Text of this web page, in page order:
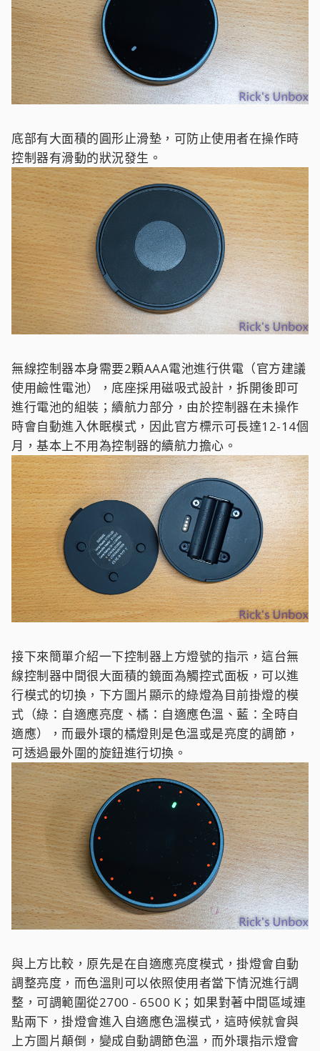
底部有大面積的圓形止滑墊，可防止使用者在操作時
控制器有滑動的狀況發生。
無線控制器本身需要2顆AAA電池進行供電（官方建議
使用鹼性電池），底座採用磁吸式設計，拆開後即可
進行電池的組裝；續航力部分，由於控制器在未操作
時會自動進入休眠模式，因此官方標示可長達12-14個
月，基本上不用為控制器的續航力擔心。
接下來簡單介紹一下控制器上方燈號的指示，這台無
線控制器中間很大面積的鏡面為觸控式面板，可以進
行模式的切換，下方圖片顯示的綠燈為目前掛燈的模
式（綠：自適應亮度、橘：自適應色溫、藍：全時自
適應），而最外環的橘燈則是色溫或是亮度的調節，
可透過最外圍的旋鈕進行切換。
與上方比較，原先是在自適應亮度模式，掛燈會自動
調整亮度，而色溫則可以依照使用者當下情況進行調
整，可調範圍從2700 - 6500 K；如果對著中間區域連
點兩下，掛燈會進入自適應色溫模式，這時候就會與
上方圖片顛倒，變成自動調節色溫，而外環指示燈會